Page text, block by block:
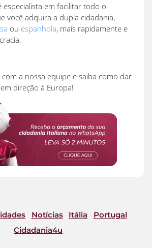
especialista em facilitar todo o
você adquira a dupla cidadania,
ou espanhola, mais rapidamente e
a nossa equipe e saiba como dar
direção à Europa!
Notícias Itália
Portugal
Cidadania4u